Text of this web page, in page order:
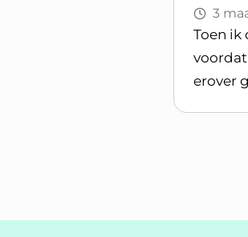
3
Toen ik
erover